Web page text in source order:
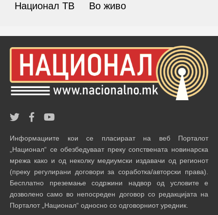
Национал ТВ Во живо
Информациите кои се пласираат на веб Порталот
„Национал“ се обезбедуваат преку сопствената новинарска
мрежа како и од неколку медиумски издавачи од регионот
(преку регулирани договори за соработка/авторски права).
Бесплатно преземање содржини надвор од условите е
дозволено само во непосреден договор со редакцијата на
Порталот „Национал“ односно со одговорниот уредник.